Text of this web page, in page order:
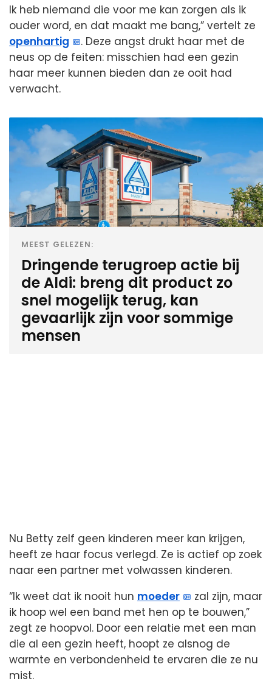
Ik heb niemand die voor me kan zorgen als ik
ouder word, en dat maakt me bang,” vertelt ze
openhartig
. Deze angst drukt haar met de
neus op de feiten: misschien had een gezin
haar meer kunnen bieden dan ze ooit had
verwacht.
MEEST GELEZEN:
Dringende terugroep actie bij
de Aldi: breng dit product zo
snel mogelijk terug, kan
gevaarlijk zijn voor sommige
mensen
Nu Betty zelf geen kinderen meer kan krijgen,
heeft ze haar focus verlegd. Ze is actief op zoek
naar een partner met volwassen kinderen.
“Ik weet dat ik nooit hun moeder
zal zijn, maar
ik hoop wel een band met hen op te bouwen,”
zegt ze hoopvol. Door een relatie met een man
die al een gezin heeft, hoopt ze alsnog de
warmte en verbondenheid te ervaren die ze nu
mist.